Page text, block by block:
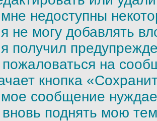
недоступны
не могу добавлять
получил
на
кнопка
сообщение
поднять мою